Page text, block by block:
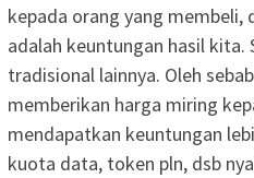
kepada orang yang membeli,
adalah keuntungan hasil kita.
tradisional lainnya. Oleh
memberikan harga miring
mendapatkan keuntungan
kuota data, token pln, dsb